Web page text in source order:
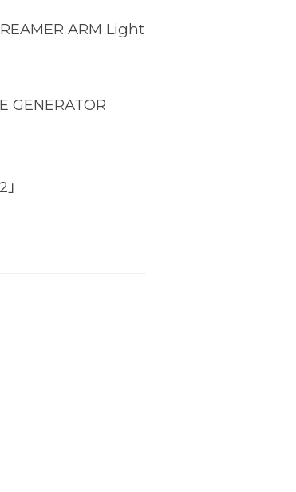
ARM Light
GENERATOR